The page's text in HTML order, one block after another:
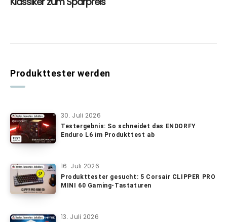
Produkttester werden
30. Juli 2026
Testergebnis: So schneidet das ENDORFY
Enduro L6 im Produkttest ab
16. Juli 2026
Produkttester gesucht: 5 Corsair CLIPPER PRO
MINI 60 Gaming-Tastaturen
13. Juli 2026